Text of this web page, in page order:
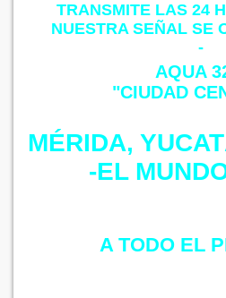
TRANSMITE LAS 24
NUESTRA SEÑAL SE
-
AQUA
"CIUDAD
MÉRIDA,
-EL
A TODO EL